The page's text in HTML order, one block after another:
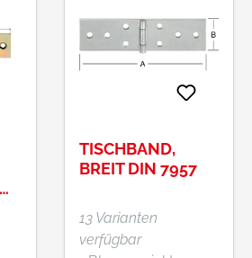
TISCHBAND,
BREIT DIN 7957
13 Varianten
verfügbar